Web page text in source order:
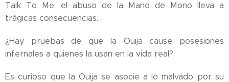
Talk To Me, el abuso de la Mano de Mono lleva a
trágicas consecuencias.
¿Hay pruebas de que la Ouija cause posesiones
infernales a quienes la usan en la vida real?
Es curioso que la Ouija se asocie a lo malvado por su